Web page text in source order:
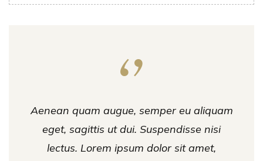
Aenean quam augue, semper eu aliquam
eget, sagittis ut dui. Suspendisse nisi
lectus. Lorem ipsum dolor sit amet,